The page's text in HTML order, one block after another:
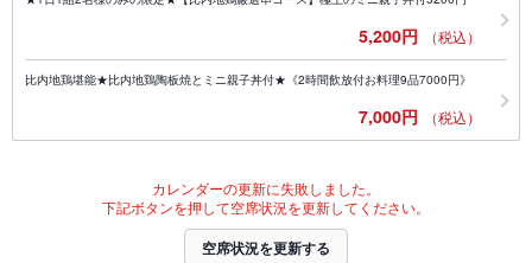
5,200円 （税込）
比内地鶏堪能★比内地鶏陶板焼とミニ親子丼付★《2時間飲放付お料理9品7000円》
7,000円 （税込）
カレンダーの更新に失敗しました。
下記ボタンを押して空席状況を更新してください。
空席状況を更新する